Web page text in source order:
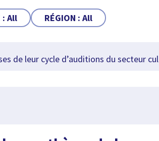
: All RÉGION : All
de leur cycle d’auditions du secteur